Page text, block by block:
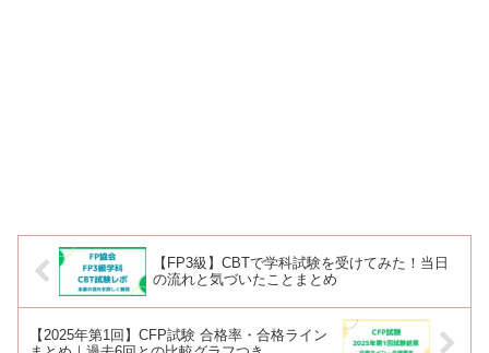
【FP3級】CBTで学科試験を受けてみた！当日
の流れと気づいたことまとめ
【2025年第1回】CFP試験 合格率・合格ライン